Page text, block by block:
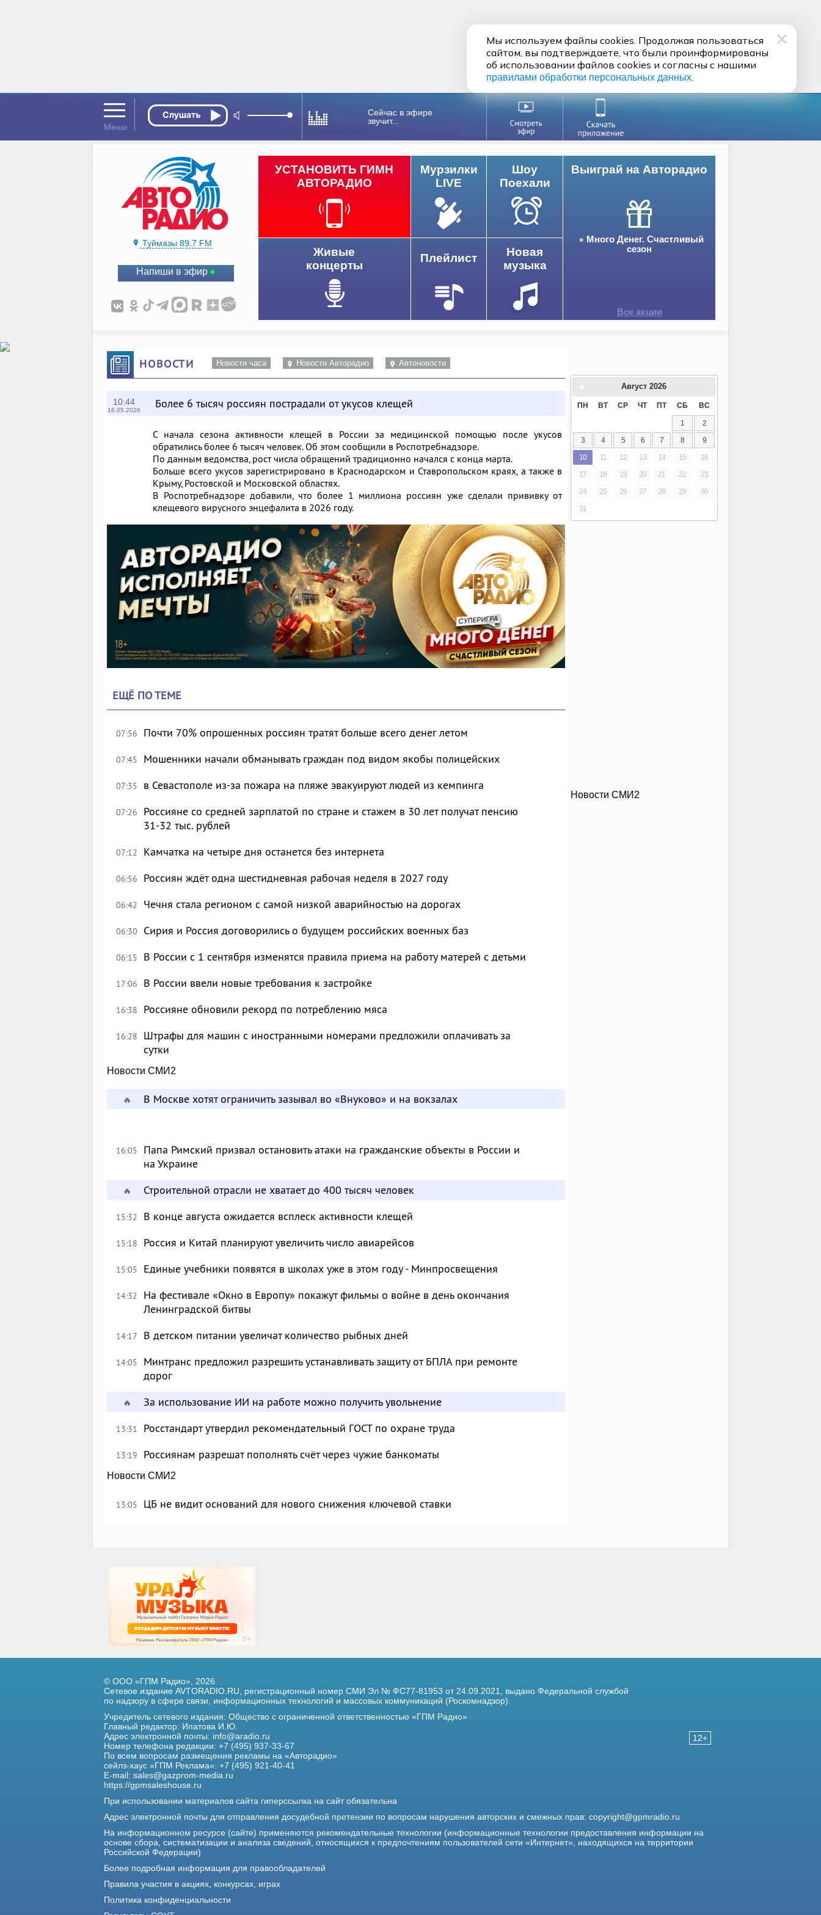
Сейчас в эфире
звучит...
Туймазы 89.7 FM
Напиши в эфир
Выиграй на Авторадио
Много Денег. Счастливый
сезон
Все акции
УСТАНОВИТЬ ГИМН
АВТОРАДИО
Мурзилки
LIVE
Шоу
Поехали
Живые
концерты
Плейлист
Новая
музыка
НОВОСТИ Новости часа Новости Авторадио Автоновости
10:44
16.05.2026 Более 6 тысяч россиян пострадали от укусов клещей
С начала сезона активности клещей в России за медицинской помощью после укусов
обратились более 6 тысяч человек. Об этом сообщили в Роспотребнадзоре.
По данным ведомства, рост числа обращений традиционно начался с конца марта.
Больше всего укусов зарегистрировано в Краснодарском и Ставропольском краях, а также в
Крыму, Ростовской и Московской областях.
В Роспотребнадзоре добавили, что более 1 миллиона россиян уже сделали прививку от
клещевого вирусного энцефалита в 2026 году.
ЕЩЁ ПО ТЕМЕ
07:56 Почти 70% опрошенных россиян тратят больше всего денег летом
07:45 Мошенники начали обманывать граждан под видом якобы полицейских
07:35 в Севастополе из-за пожара на пляже эвакуируют людей из кемпинга
07:26
Россияне со средней зарплатой по стране и стажем в 30 лет получат пенсию
31-32 тыс. рублей
07:12 Камчатка на четыре дня останется без интернета
06:56 Россиян ждёт одна шестидневная рабочая неделя в 2027 году
06:42 Чечня стала регионом с самой низкой аварийностью на дорогах
06:30 Сирия и Россия договорились о будущем российских военных баз
06:15 В России с 1 сентября изменятся правила приема на работу матерей с детьми
17:06 В России ввели новые требования к застройке
16:38 Россияне обновили рекорд по потреблению мяса
16:28
Штрафы для машин с иностранными номерами предложили оплачивать за
сутки
Новости СМИ2
🔥 В Москве хотят ограничить зазывал во «Внуково» и на вокзалах
16:05
Папа Римский призвал остановить атаки на гражданские объекты в России и
на Украине
🔥 Строительной отрасли не хватает до 400 тысяч человек
15:32 В конце августа ожидается всплеск активности клещей
15:18 Россия и Китай планируют увеличить число авиарейсов
15:05 Единые учебники появятся в школах уже в этом году - Минпросвещения
14:32
На фестивале «Окно в Европу» покажут фильмы о войне в день окончания
Ленинградской битвы
14:17 В детском питании увеличат количество рыбных дней
14:05
Минтранс предложил разрешить устанавливать защиту от БПЛА при ремонте
дорог
🔥 За использование ИИ на работе можно получить увольнение
13:31 Росстандарт утвердил рекомендательный ГОСТ по охране труда
13:19 Россиянам разрешат пополнять счёт через чужие банкоматы
Новости СМИ2
13:05 ЦБ не видит оснований для нового снижения ключевой ставки
Август 2026
ПН ВТ СР ЧТ ПТ СБ ВС
1
2
3
4 5 6 7 8
9
10
11 12 13 14 15
16
17
18 19 20 21 22
23
24
25 26 27 28 29
30
31
Новости СМИ2
12+
© ООО «ГПМ Радио», 2026
Сетевое издание AVTORADIO.RU, регистрационный номер СМИ Эл № ФС77-81953 от 24.09.2021, выдано Федеральной службой
по надзору в сфере связи, информационных технологий и массовых коммуникаций (Роскомнадзор).
Учредитель сетевого издания: Общество с ограниченной ответственностью «ГПМ Радио»
Главный редактор: Ипатова И.Ю.
Адрес электронной почты: info@aradio.ru
Номер телефона редакции: +7 (495) 937-33-67
По всем вопросам размещения рекламы на «Авторадио»
сейлз-хаус «ГПМ Реклама»: +7 (495) 921-40-41
E-mail: sales@gazprom-media.ru
https://gpmsaleshouse.ru
При использовании материалов сайта гиперссылка на сайт обязательна
Адрес электронной почты для отправления досудебной претензии по вопросам нарушения авторских и смежных прав: copyright@gpmradio.ru
На информационном ресурсе (сайте) применяются рекомендательные технологии (информационные технологии предоставления информации на
основе сбора, систематизации и анализа сведений, относящихся к предпочтениям пользователей сети «Интернет», находящихся на территории
Российской Федерации)
Более подробная информация для правообладателей
Правила участия в акциях, конкурсах, играх
Политика конфиденциальности
Мы используем файлы cookies. Продолжая пользоваться
сайтом, вы подтверждаете, что были проинформированы
об использовании файлов cookies и согласны с нашими
правилами обработки персональных данных.